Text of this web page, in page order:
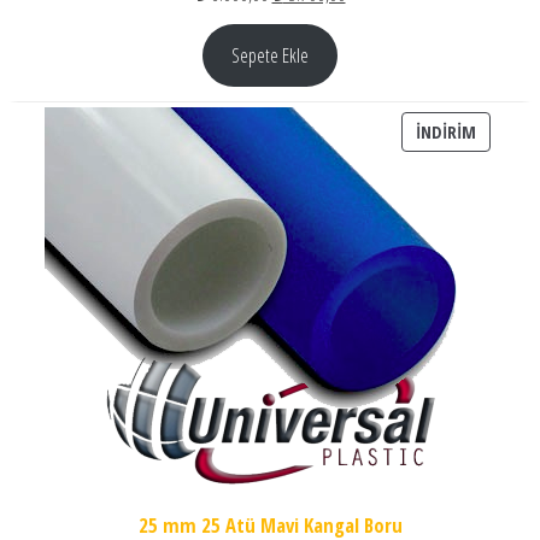
Sepete Ekle
İNDIRIM
25 mm 25 Atü Mavi Kangal Boru